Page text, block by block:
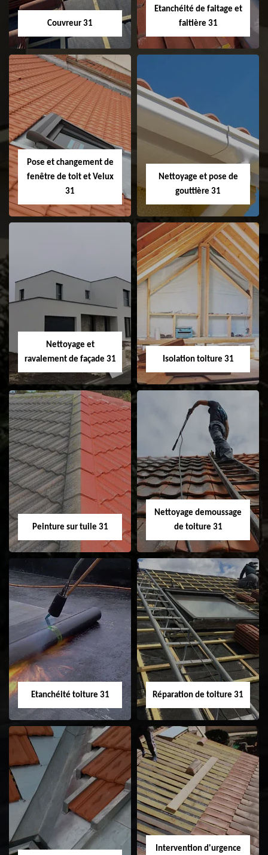
Couvreur 31
Couvreur 31
Etanchéité de faitage et
faitière 31
Etanchéité de
faitage et faitière
31
Pose et changement de
fenêtre de toit et Velux
31
Pose et
changement de
fenêtre de toit et
Velux 31
Nettoyage et pose de
gouttière 31
Nettoyage et pose
Nettoyage et
ravalement de façade 31
Nettoyage et
ravalement de
façade 31
Isolation toiture 31
Isolation toiture 31
Peinture sur tuile 31
Peinture sur tuile
31
Nettoyage demoussage
de toiture 31
Nettoyage
demoussage de
toiture 31
Etanchéité toiture 31
Etanchéité toiture
31
Réparation de toiture 31
Réparation de
toiture 31
Intervention d'urgence